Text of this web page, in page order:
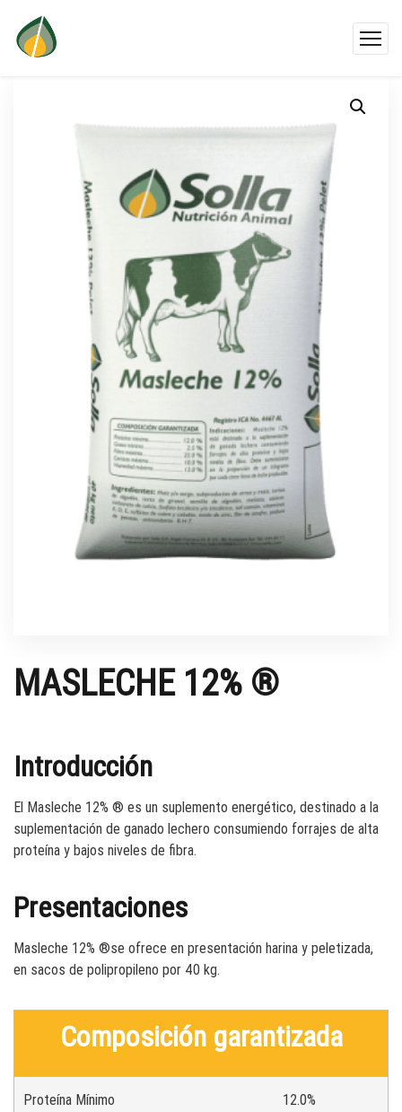
MASLECHE 12% ®
Introducción
El Masleche 12% ® es un suplemento energético, destinado a la
suplementación de ganado lechero consumiendo forrajes de alta
proteína y bajos niveles de fibra.
Presentaciones
Masleche 12% ®se ofrece en presentación harina y peletizada,
en sacos de polipropileno por 40 kg.
Composición garantizada
Proteína Mínimo 12.0%